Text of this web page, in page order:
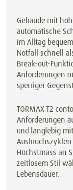
Gebäude mit
automatische
im Alltag
Notfall schnell
Break-out-
Anforderungen
sperriger
TORMAX T2
Anforderungen
und langlebig
Höchstmass an
zeitlosem Stil
Lebensdauer.